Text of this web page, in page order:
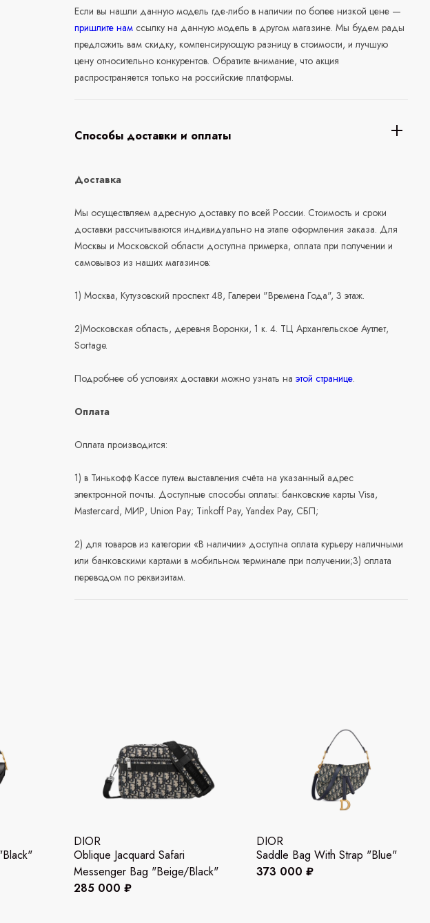
Если вы нашли данную модель где-либо в наличии по более низкой цене —
пришлите нам ссылку на данную модель в другом магазине. Мы будем рады
предложить вам скидку, компенсирующую разницу в стоимости, и лучшую
цену относительно конкурентов. Обратите внимание, что акция
распространяется только на российские платформы.
Способы доставки и оплаты
Доставка
Мы осуществляем адресную доставку по всей России. Стоимость и сроки
доставки рассчитываются индивидуально на этапе оформления заказа. Для
Москвы и Московской области доступна примерка, оплата при получении и
самовывоз из наших магазинов:
1) Москва, Кутузовский проспект 48, Галереи "Времена Года", 3 этаж.
2)Московская область, деревня Воронки, 1 к. 4. ТЦ Архангельское Аутлет,
Sortage.
Подробнее об условиях доставки можно узнать наэтой странице.
Оплата
Оплата производится:
1) в Тинькофф Кассе путем выставления счёта на указанный адрес
электронной почты. Доступные способы оплаты: банковские карты Visa,
Mastercard, МИР, Union Pay; Tinkoff Pay, Yandex Pay, СБП;
2) для товаров из категории «В наличии» доступна оплата курьеру наличными
или банковскими картами в мобильном терминале при получении;3) оплата
переводом по реквизитам.
DIOR
Oblique Jacquard Safari
Messenger Bag "Beige/Black"
285 000 ₽
DIOR
Saddle Bag With Strap "Blue"
373 000 ₽